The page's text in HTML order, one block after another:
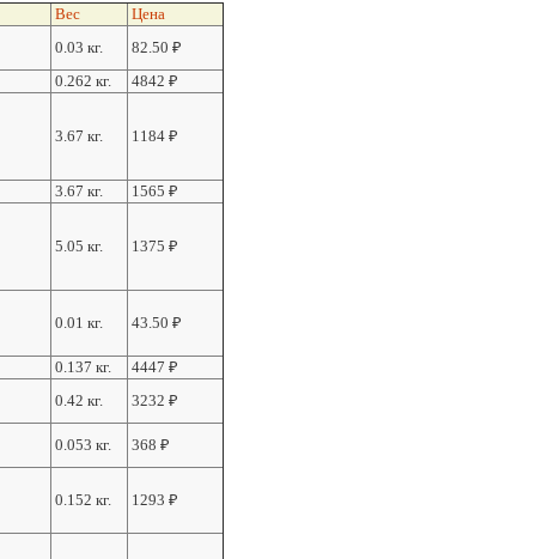
Вес
Цена
0.03 кг. 82.50 ₽
0.262 кг. 4842 ₽
3.67 кг. 1184 ₽
3.67 кг. 1565 ₽
5.05 кг. 1375 ₽
0.01 кг. 43.50 ₽
0.137 кг. 4447 ₽
0.42 кг. 3232 ₽
0.053 кг. 368 ₽
0.152 кг. 1293 ₽